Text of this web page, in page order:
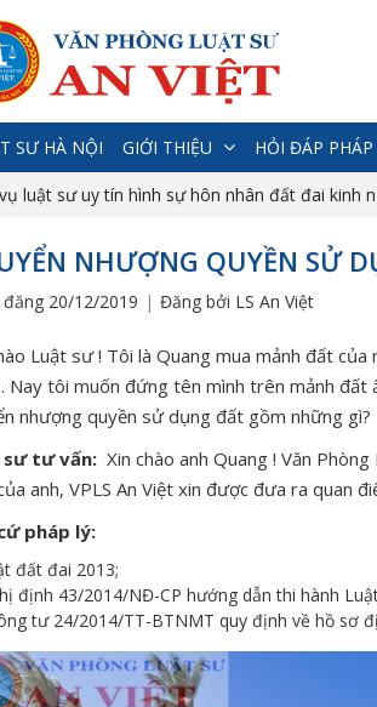
SƯ HÀ NỘI GIỚI THIỆU HỎI ĐÁP
luật sư uy tín hình sự hôn nhân đất đai kinh
NHƯỢNG QUYỀN SỬ
đăng 20/12/2019 Đăng bởi LS An Việt
Luật sư ! Tôi là Quang mua mảnh đất
Nay tôi muốn đứng tên mình trên mảnh đất
nhượng quyền sử dụng đất gồm những
sư tư vấn: Xin chào anh Quang ! Văn
anh, VPLS An Việt xin được đưa ra quan
pháp lý:
đất đai 2013;
định 43/2014/NĐ-CP hướng dẫn thi hành
tư 24/2014/TT-BTNMT quy định về hồ sơ